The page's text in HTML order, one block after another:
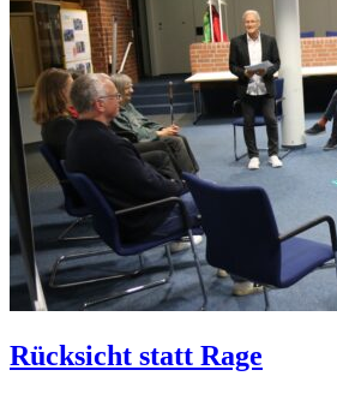
Rücksicht statt Rage